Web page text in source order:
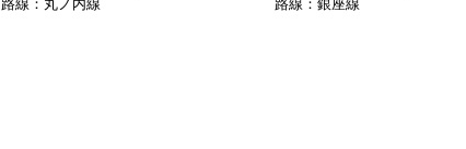
路線：丸ノ内線
路線：銀座線